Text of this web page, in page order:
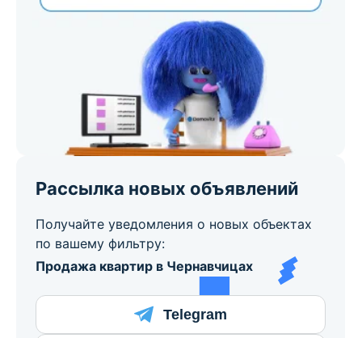
Рассылка новых объявлений
Получайте уведомления о новых объектах
по вашему фильтру:
Продажа квартир в Чернавчицах
Telegram